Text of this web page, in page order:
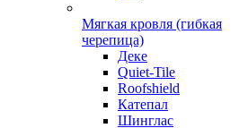
Мягкая кровля (гибкая
черепица)
Деке
Quiet-Tile
Roofshield
Катепал
Шинглас